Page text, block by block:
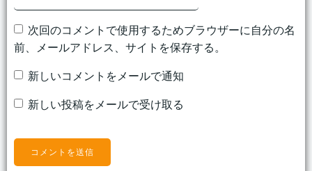
次回のコメントで使用するためブラウザーに自分の名
前、メールアドレス、サイトを保存する。
新しいコメントをメールで通知
新しい投稿をメールで受け取る